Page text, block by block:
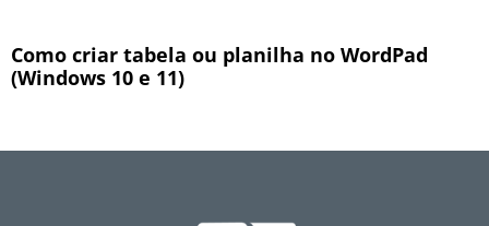
Como criar tabela ou planilha no WordPad
(Windows 10 e 11)